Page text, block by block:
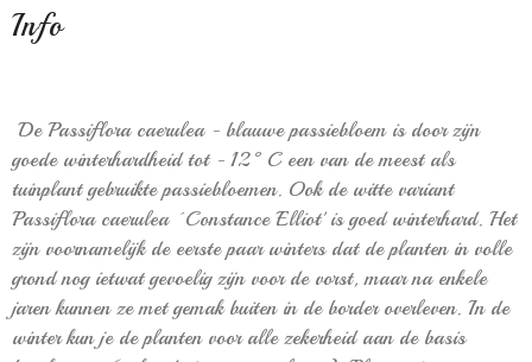
Info
De Passiflora caerulea - blauwe passiebloem is door zijn
goede winterhardheid tot - 12°C een van de meest als
tuinplant gebruikte passiebloemen. Ook de witte variant
Passiflora caerulea ´Constance Elliot' is goed winterhard. Het
zijn voornamelijk de eerste paar winters dat de planten in volle
grond nog ietwat gevoelig zijn voor de vorst, maar na enkele
jaren kunnen ze met gemak buiten in de border overleven. In de
winter kun je de planten voor alle zekerheid aan de basis